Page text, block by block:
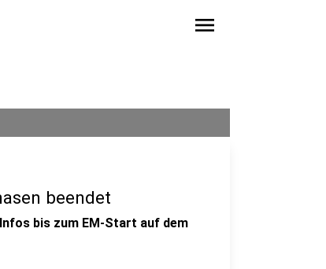
menu
beendet
bis zum EM-Start auf dem